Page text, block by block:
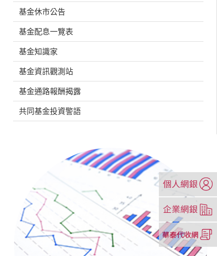
基金休市公告
基金配息一覽表
基金知識家
基金資訊觀測站
基金通路報酬揭露
共同基金投資警語
（另
開
新
視
窗）
開
新
視
窗）
（另
開
新